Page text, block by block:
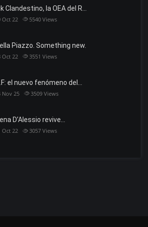
Clandestino, la OEA del R…
Oct 22 5540 Views
Piazzo. Something new.
Oct 22 3551 Views
el nuevo fenómeno del…
Nov 25 3509 Views
D’Alessio revive…
Oct 22 3057 Views